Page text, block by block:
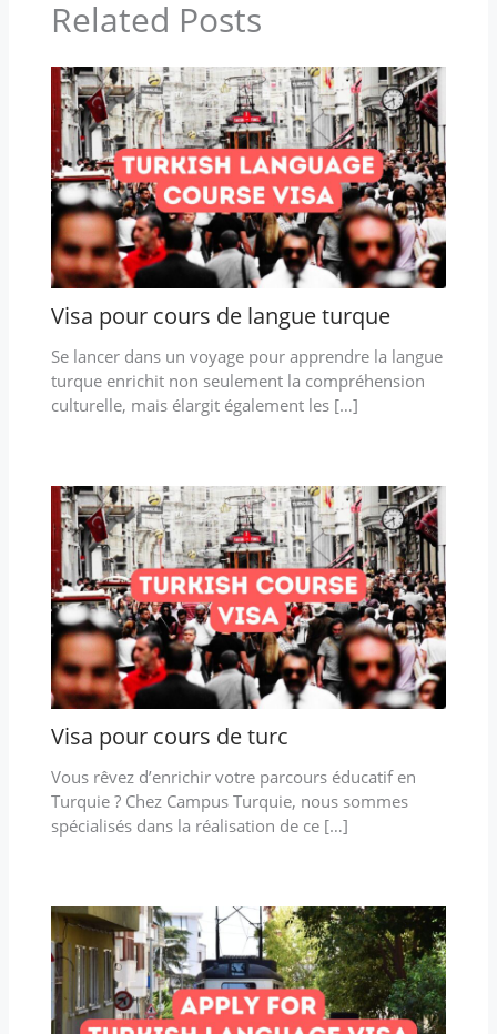
Related Posts
Visa pour cours de langue turque
Se lancer dans un voyage pour apprendre la langue
turque enrichit non seulement la compréhension
culturelle, mais élargit également les […]
Visa pour cours de turc
Vous rêvez d’enrichir votre parcours éducatif en
Turquie ? Chez Campus Turquie, nous sommes
spécialisés dans la réalisation de ce […]